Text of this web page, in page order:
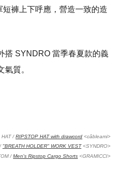
短褲上下呼應，營造一致的造
搭 SYNDRO 當季春夏款的義
質。
HAT /RIPSTOP HAT with drawcord <câbleami>
"BREATH HOLDER" WORK VEST <SYNDRO>
/Men's Ripstop Cargo Shorts <GRAMICCI>